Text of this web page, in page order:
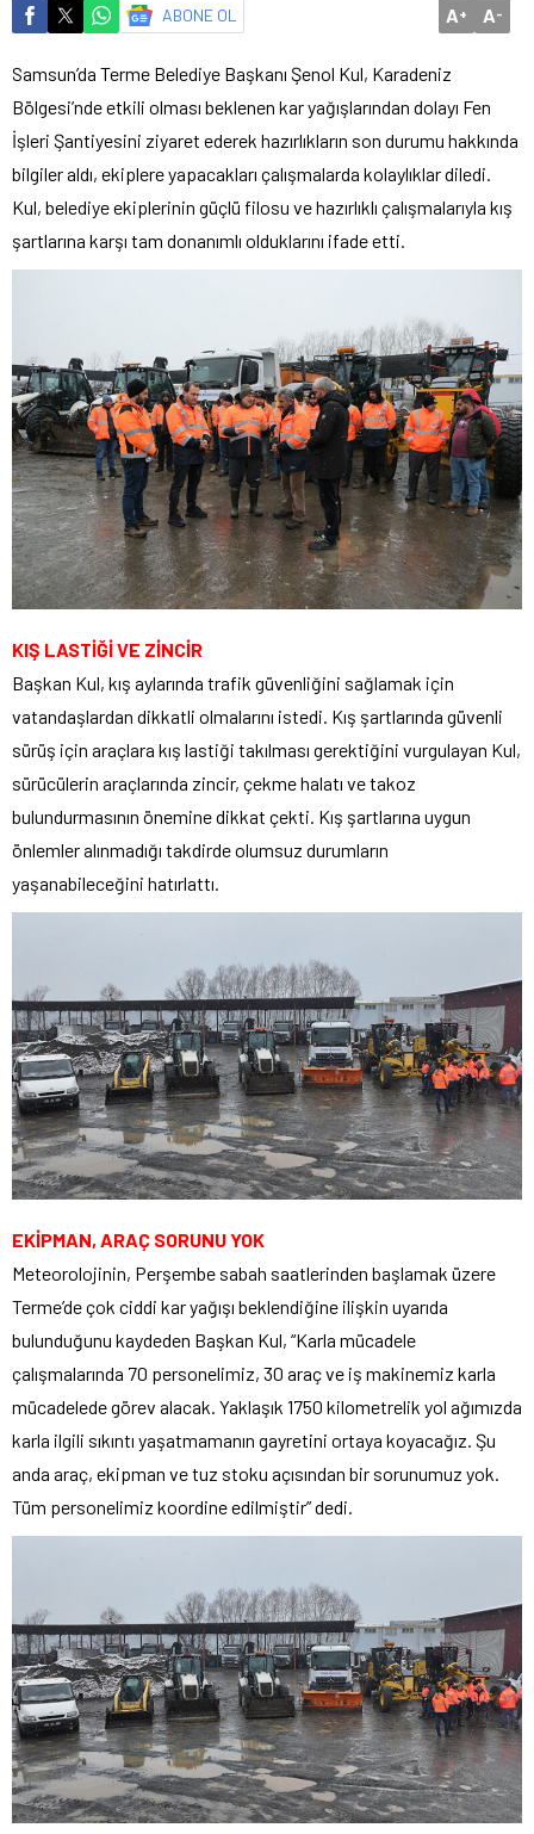
ABONE OL A+ A-
Samsun’da Terme Belediye Başkanı Şenol Kul, Karadeniz
Bölgesi’nde etkili olması beklenen kar yağışlarından dolayı Fen
İşleri Şantiyesini ziyaret ederek hazırlıkların son durumu hakkında
bilgiler aldı, ekiplere yapacakları çalışmalarda kolaylıklar diledi.
Kul, belediye ekiplerinin güçlü filosu ve hazırlıklı çalışmalarıyla kış
şartlarına karşı tam donanımlı olduklarını ifade etti.
KIŞ LASTİĞİ VE ZİNCİR
Başkan Kul, kış aylarında trafik güvenliğini sağlamak için
vatandaşlardan dikkatli olmalarını istedi. Kış şartlarında güvenli
sürüş için araçlara kış lastiği takılması gerektiğini vurgulayan Kul,
sürücülerin araçlarında zincir, çekme halatı ve takoz
bulundurmasının önemine dikkat çekti. Kış şartlarına uygun
önlemler alınmadığı takdirde olumsuz durumların
yaşanabileceğini hatırlattı.
EKİPMAN, ARAÇ SORUNU YOK
Meteorolojinin, Perşembe sabah saatlerinden başlamak üzere
Terme’de çok ciddi kar yağışı beklendiğine ilişkin uyarıda
bulunduğunu kaydeden Başkan Kul, “Karla mücadele
çalışmalarında 70 personelimiz, 30 araç ve iş makinemiz karla
mücadelede görev alacak. Yaklaşık 1750 kilometrelik yol ağımızda
karla ilgili sıkıntı yaşatmamanın gayretini ortaya koyacağız. Şu
anda araç, ekipman ve tuz stoku açısından bir sorunumuz yok.
Tüm personelimiz koordine edilmiştir” dedi.